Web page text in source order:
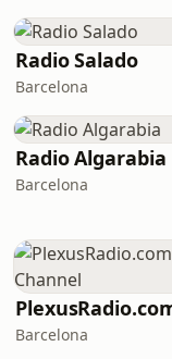
Radio Salado
Barcelona
Radio Algarabia
Barcelona
Barcelona